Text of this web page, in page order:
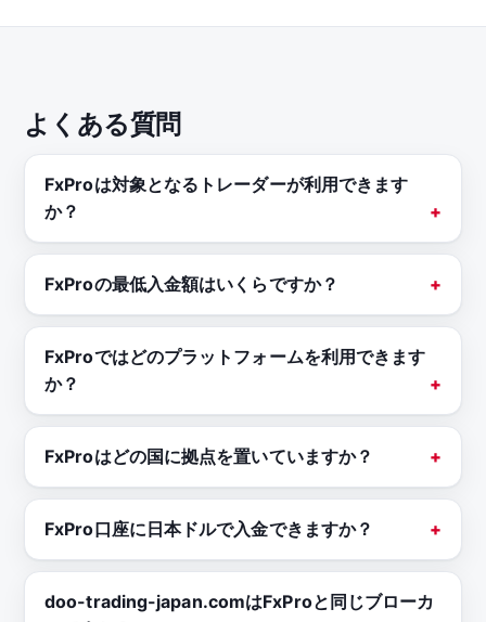
よくある質問
FxProは対象となるトレーダーが利用できます
か？
FxProの最低入金額はいくらですか？
FxProではどのプラットフォームを利用できます
か？
FxProはどの国に拠点を置いていますか？
FxPro口座に日本ドルで入金できますか？
doo-trading-japan.comはFxProと同じブローカ